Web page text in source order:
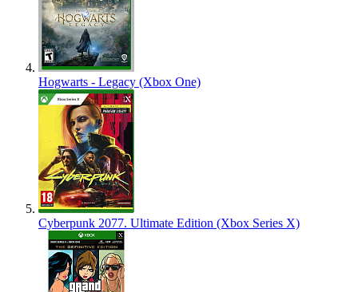
Hogwarts - Legacy (Xbox One)
Cyberpunk 2077. Ultimate Edition (Xbox Series X)